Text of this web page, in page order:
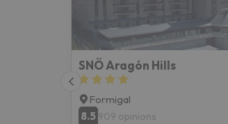
SNÖ Aragón Hills
Formigal
8.5 909 opinions